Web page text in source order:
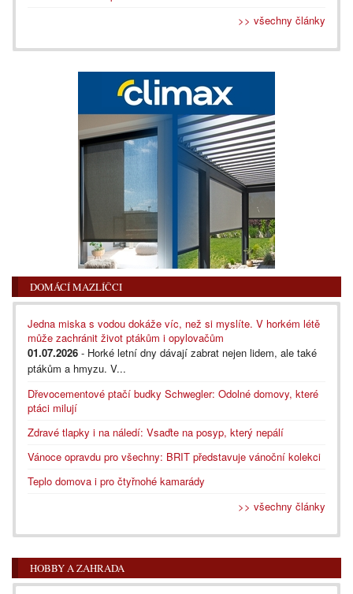
>> všechny články
DOMÁCÍ MAZLÍČCI
Jedna miska s vodou dokáže víc, než si myslíte. V horkém létě
může zachránit život ptákům i opylovačům
01.07.2026 - Horké letní dny dávají zabrat nejen lidem, ale také
ptákům a hmyzu. V...
Dřevocementové ptačí budky Schwegler: Odolné domovy, které
ptáci milují
Zdravé tlapky i na náledí: Vsaďte na posyp, který nepálí
Vánoce opravdu pro všechny: BRIT představuje vánoční kolekci
Teplo domova i pro čtyřnohé kamarády
>> všechny články
HOBBY A ZAHRADA